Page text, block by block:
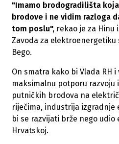
"Imamo brodogradilišta
brodove i ne vidim razloga
tom poslu", rekao je za
Zavoda za elektroenergetiku
Bego.
On smatra kako bi Vlada RH
maksimalnu potporu razvoju
putničkih brodova na
riječima, industrija
bi se razvijati brže nego
Hrvatskoj.